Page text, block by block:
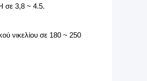
σε 3,8 ~ 4.5.
νικελίου σε 180 ~ 250